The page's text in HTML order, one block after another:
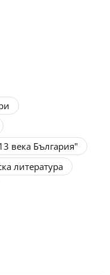
века България"
литература